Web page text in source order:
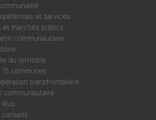
et services
et marchés publics
communautaire
du territoire
15 communes
transfrontalière
communautaire
élus
conseils